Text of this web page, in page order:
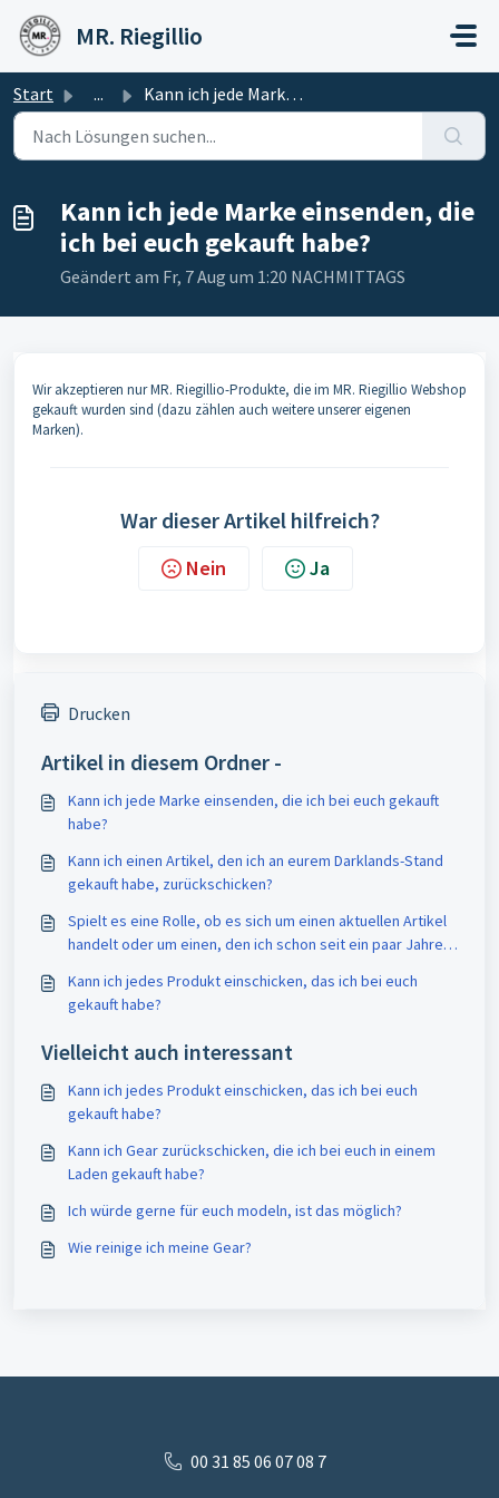
Zum hauptsächlichen Inhalt gehen
MR. Riegillio
Start ... Kann ich jede Marke einsenden, die ich bei euch gekauft h...
Kann ich jede Marke einsenden, die
ich bei euch gekauft habe?
Geändert am Fr, 7 Aug um 1:20 NACHMITTAGS
Wir akzeptieren nur MR. Riegillio-Produkte, die im MR. Riegillio Webshop
gekauft wurden sind (dazu zählen auch weitere unserer eigenen
Marken).
War dieser Artikel hilfreich?
Nein Ja
Drucken
Artikel in diesem Ordner -
Kann ich jede Marke einsenden, die ich bei euch gekauft
habe?
Kann ich einen Artikel, den ich an eurem Darklands-Stand
gekauft habe, zurückschicken?
Spielt es eine Rolle, ob es sich um einen aktuellen Artikel
handelt oder um einen, den ich schon seit ein paar Jahren
Kann ich jedes Produkt einschicken, das ich bei euch
gekauft habe?
Vielleicht auch interessant
Kann ich jedes Produkt einschicken, das ich bei euch
gekauft habe?
Kann ich Gear zurückschicken, die ich bei euch in einem
Laden gekauft habe?
Ich würde gerne für euch modeln, ist das möglich?
Wie reinige ich meine Gear?
00 31 85 06 07 08 7